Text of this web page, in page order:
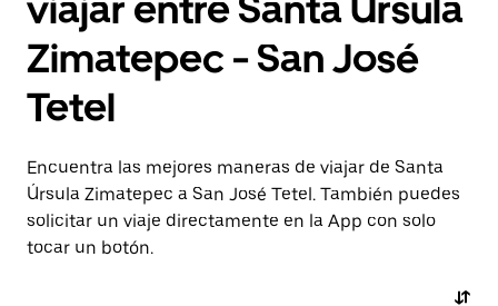
Zimatepec - San José
Tetel
Encuentra las mejores maneras de viajar de Santa
Úrsula Zimatepec a San José Tetel. También puedes
solicitar un viaje directamente en la App con solo
tocar un botón.